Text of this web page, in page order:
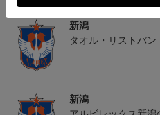
新潟
タオル・リストバン
新潟